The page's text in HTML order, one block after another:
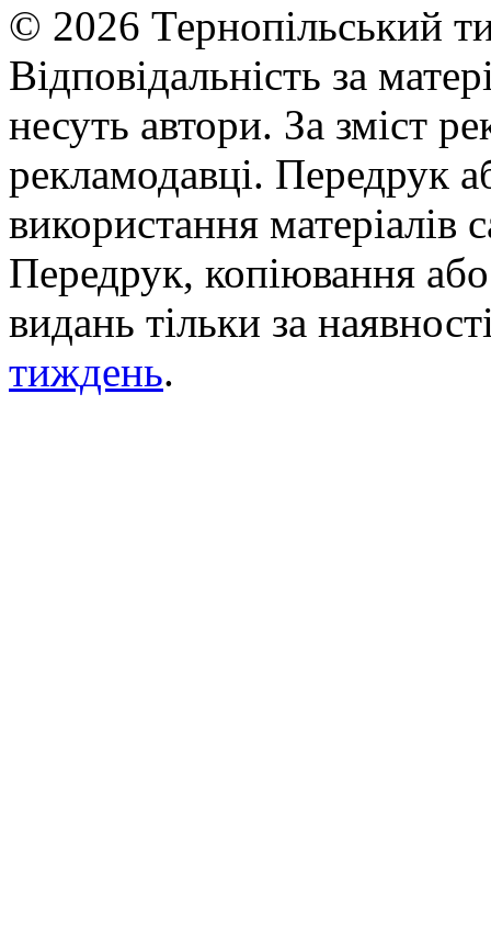
© 2026 Тернопільський
Відповідальність за
несуть автори. За зміст
рекламодавці. Передрук
використання матеріалів
Передрук, копіювання
видань тільки за
тиждень.